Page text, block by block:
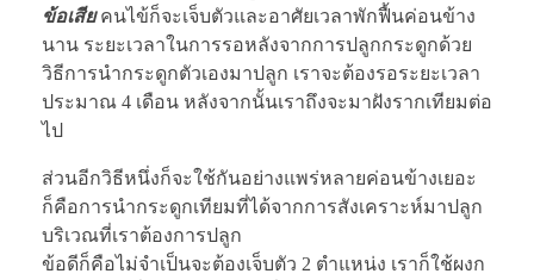
ข้อเสียคนไข้ก็จะเจ็บตัวและอาศัยเวลาพักฟื้นค่อนข้าง
นาน ระยะเวลาในการรอหลังจากการปลูกกระดูกด้วย
วิธีการนำกระดูกตัวเองมาปลูก เราจะต้องรอระยะเวลา
ประมาณ 4 เดือน หลังจากนั้นเราถึงจะมาฝังรากเทียมต่อ
ไป
ส่วนอีกวิธีหนึ่งก็จะใช้กันอย่างแพร่หลายค่อนข้างเยอะ
ก็คือการนำกระดูกเทียมที่ได้จากการสังเคราะห์มาปลูก
บริเวณที่เราต้องการปลูก
ข้อดีก็คือไม่จำเป็นจะต้องเจ็บตัว 2 ตำแหน่ง เราก็ใช้ผงก